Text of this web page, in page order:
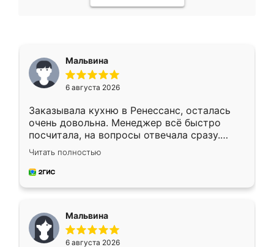
Мальвина
6 августа 2026
Заказывала кухню в Ренессанс, осталась
очень довольна. Менеджер всё быстро
посчитала, на вопросы отвечала сразу.
Замерщик приехал в субботу, подошёл к
делу со всей ответственностью. Собрали
за день, ребята работали аккуратно, даже
Читать полностью
Мальвина
6 августа 2026